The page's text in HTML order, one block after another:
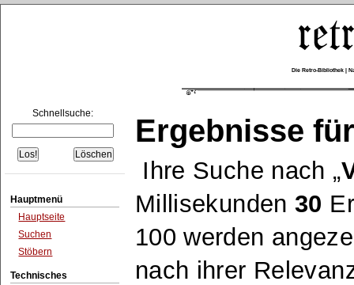
Die Retro-Bibliothek |
Schnellsuche:
Hauptmenü
Hauptseite
Suchen
Stöbern
Technisches
Ergebnisse
Ihre Suche nach
Millisekunden30
100 werden
nach ihrer